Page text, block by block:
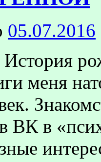
05.07.2016
меня
ВК в